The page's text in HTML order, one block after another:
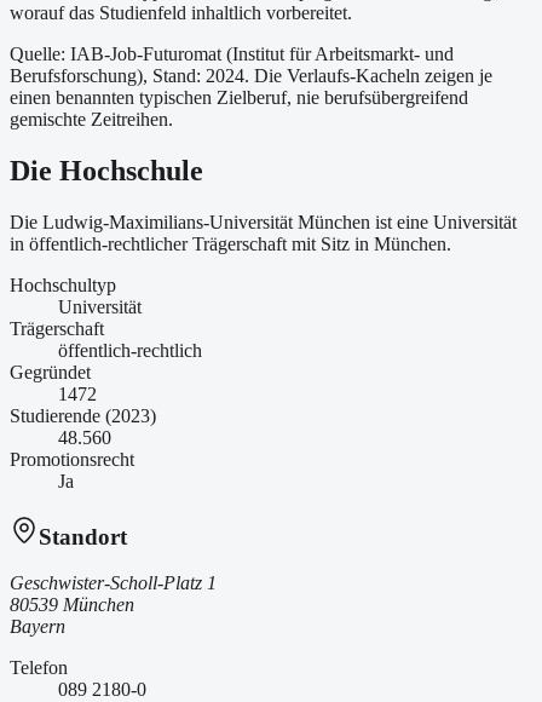
worauf das Studienfeld inhaltlich vorbereitet.
Quelle: IAB-Job-Futuromat (Institut für Arbeitsmarkt- und
Berufsforschung), Stand: 2024. Die Verlaufs-Kacheln zeigen je
einen benannten typischen Zielberuf, nie berufsübergreifend
gemischte Zeitreihen.
Die Hochschule
Die Ludwig-Maximilians-Universität München ist eine Universität
in öffentlich-rechtlicher Trägerschaft mit Sitz in München.
Hochschultyp
Universität
Trägerschaft
öffentlich-rechtlich
Gegründet
1472
Studierende (2023)
48.560
Promotionsrecht
Ja
Standort
Geschwister-Scholl-Platz 1
80539 München
Bayern
Telefon
089 2180-0